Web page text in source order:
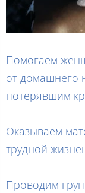
Помогаем
от домашнего
потерявшим
Оказываем
трудной
Проводим